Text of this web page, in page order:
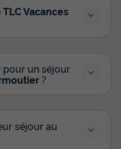
TLC Vacances
pour un séjour
?
séjour au